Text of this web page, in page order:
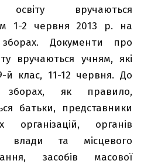
вручаються
1-2 червня 2013 р. на
зборах. Документи про
вручаються учням, які
й клас, 11-12 червня. До
як правило,
батьки, представники
організацій, органів
влади та місцевого
засобів масової